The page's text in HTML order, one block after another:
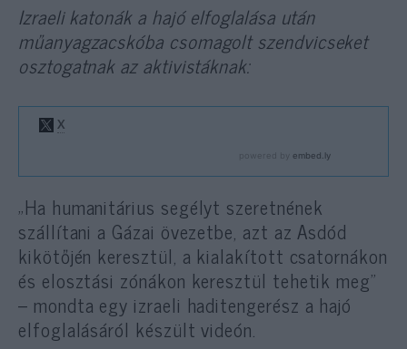
Izraeli katonák a hajó elfoglalása után
műanyagzacskóba csomagolt szendvicseket
osztogatnak az aktivistáknak:
„Ha humanitárius segélyt szeretnének
szállítani a Gázai övezetbe, azt az Asdód
kikötőjén keresztül, a kialakított csatornákon
és elosztási zónákon keresztül tehetik meg”
– mondta egy izraeli haditengerész a hajó
elfoglalásáról készült videón.